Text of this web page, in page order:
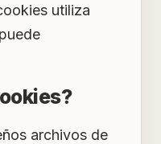
utiliza
archivos de